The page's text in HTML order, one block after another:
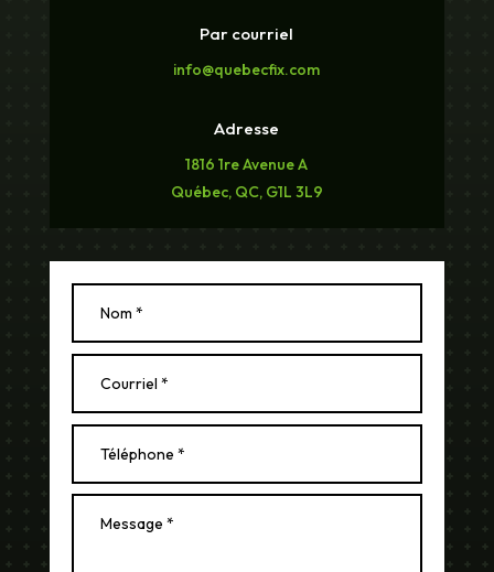
Par courriel
info@quebecfix.com
Adresse
1816 1re Avenue A
Québec, QC, G1L 3L9